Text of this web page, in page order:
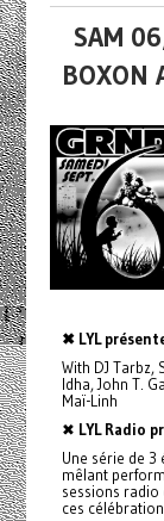
SAM
BOXON
✖ LYL
With DJ
Idha, John T.
Maï-Linh
✖ LYL Radio
Une série de
mêlant
sessions radio
ces